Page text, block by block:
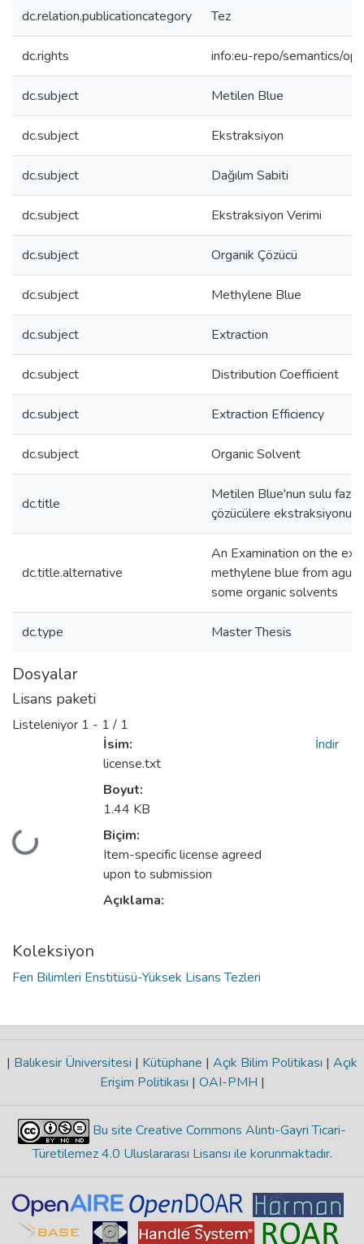
dc.relation.publicationcategory Tez
dc.rights info:eu-repo/semantics/
dc.subject Metilen Blue
dc.subject Ekstraksiyon
dc.subject Dağılım Sabiti
dc.subject Ekstraksiyon Verimi
dc.subject Organik Çözücü
dc.subject Methylene Blue
dc.subject Extraction
dc.subject Distribution Coefficient
dc.subject Extraction Efficiency
dc.subject Organic Solvent
dc.title
Metilen Blue'nun sulu
çözücülere
dc.title.alternative
An Examination on the
methylene blue from
some organic solvents
dc.type Master Thesis
Dosyalar
Lisans paketi
Listeleniyor 1 - 1 / 1
İsim:
license.txt
Boyut:
1.44 KB
Biçim:
Item-specific license agreed
upon to submission
Açıklama:
İndir
Koleksiyon
Fen Bilimleri Enstitüsü-Yüksek Lisans Tezleri
| Balıkesir Üniversitesi | Kütüphane | Açık Bilim Politikası | Açık
Erişim Politikası | OAI-PMH |
Bu site Creative Commons Alıntı-Gayri Ticari-
Türetilemez 4.0 Uluslararası Lisansı ile korunmaktadır.